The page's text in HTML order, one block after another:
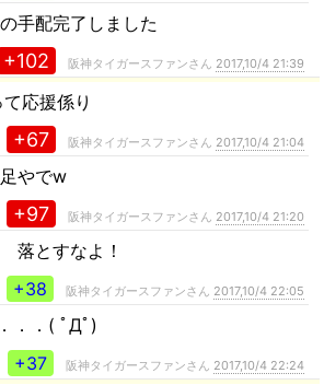
手配完了しました
+102 阪神タイガースファンさん 2017,10/4 21:39
応援係り
+67 阪神タイガースファンさん 2017,10/4 21:04
やでw
+97 阪神タイガースファンさん 2017,10/4 21:20
落とすなよ！
+38
阪神タイガースファンさん 2017,10/4 22:05
．．( ﾟДﾟ)
+37
阪神タイガースファンさん 2017,10/4 22:24